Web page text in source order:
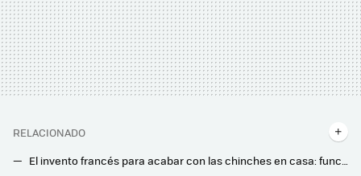
RELACIONADO
El invento francés para acabar con las chinches en casa: funciona sin pesticidas ni aparatos eléctricos